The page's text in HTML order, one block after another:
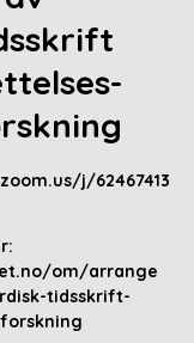
j/62467413
om/arrange
tidsskrift-